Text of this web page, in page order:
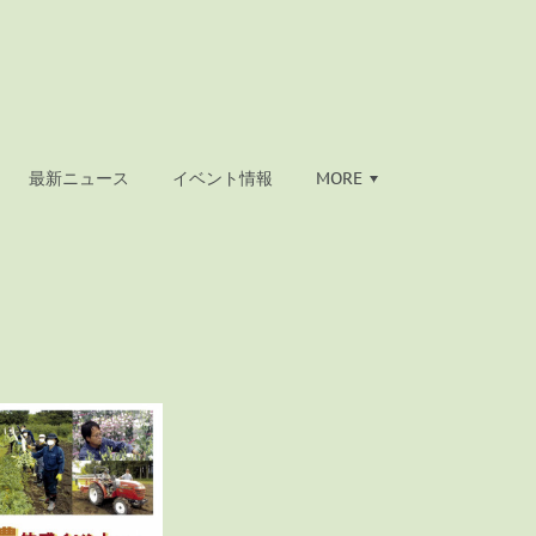
最新ニュース イベント情報 MORE